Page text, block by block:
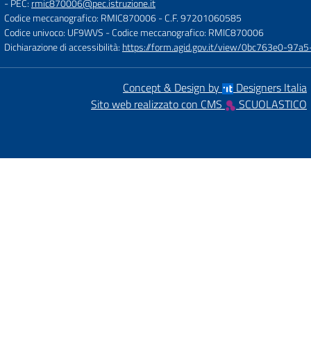
- PEC: rmic870006@pec.istruzione.it
Codice meccanografico: RMIC870006- C.F. 97201060585
Codice univoco: UF9WVS - Codice meccanografico: RMIC870006
Dichiarazione di accessibilità: https://form.agid.gov.it/view/0bc763e0-
Concept & Design by
Designers Italia
Sito web realizzato con CMS
SCUOLASTICO